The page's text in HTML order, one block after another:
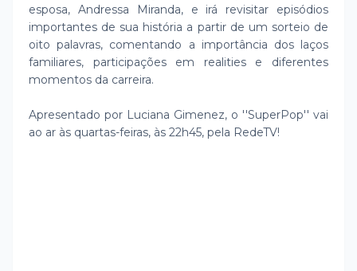
esposa, Andressa Miranda, e irá revisitar episódios
importantes de sua história a partir de um sorteio de
oito palavras, comentando a importância dos laços
familiares, participações em realities e diferentes
momentos da carreira.
Apresentado por Luciana Gimenez, o ''SuperPop'' vai
ao ar às quartas-feiras, às 22h45, pela RedeTV!